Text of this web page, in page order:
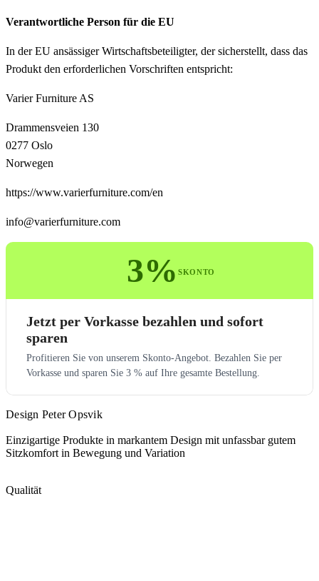
Verantwortliche Person für die EU
In der EU ansässiger Wirtschaftsbeteiligter, der sicherstellt, dass das
Produkt den erforderlichen Vorschriften entspricht:
Varier Furniture AS
Drammensveien 130
0277 Oslo
Norwegen
https://www.varierfurniture.com/en
info@varierfurniture.com
3%SKONTO
Jetzt per Vorkasse bezahlen und sofort
sparen
Profitieren Sie von unserem Skonto-Angebot. Bezahlen Sie per
Vorkasse und sparen Sie 3 % auf Ihre gesamte Bestellung.
Design Peter Opsvik
Einzigartige Produkte in markantem Design mit unfassbar gutem
Sitzkomfort in Bewegung und Variation
Qualität